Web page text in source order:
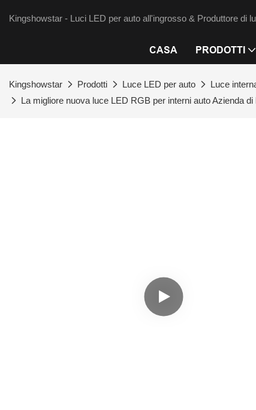
Kingshowstar - Luci LED per auto all'ingrosso & Produttore di
CASA PRODOTTI
Kingshowstar Prodotti Luce LED per auto Luce
La migliore nuova luce LED RGB per interni auto Azienda